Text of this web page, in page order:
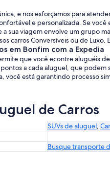
e nos esforçamos para
e personalizada. Se
sua viagem envolve um grupo
carros Conversíveis ou de
em Bonfim com a Expedia
que você econtre aluguéis
a cada aluguel, que
você está garantindo processo
de Carros
SUVs de aluguel,
Busque transporte